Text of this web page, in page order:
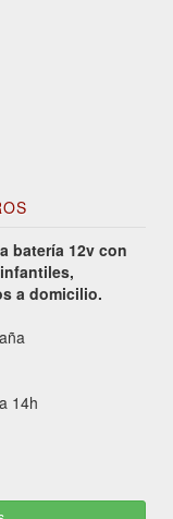
batería 12v con
a domicilio.
14h